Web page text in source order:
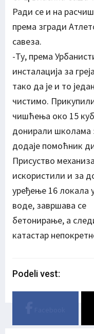
Ради се и на
према згради
савеза.
-Ту, према
инсталација за
тако да је и то
чистимо.
чишћења око 15
донирали школама
додаје помоћник
Присуство
искористили и за
уређење 16 локала
воде, завршава се
бетонирање, а
катастар
Podeli vest: